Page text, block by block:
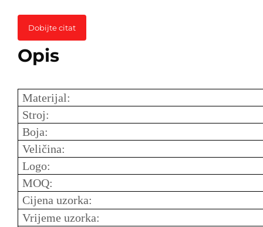
Dobijte citat
Opis
Materijal:
Stroj:
Boja:
Veličina:
Logo:
MOQ:
Cijena uzorka:
Vrijeme uzorka: